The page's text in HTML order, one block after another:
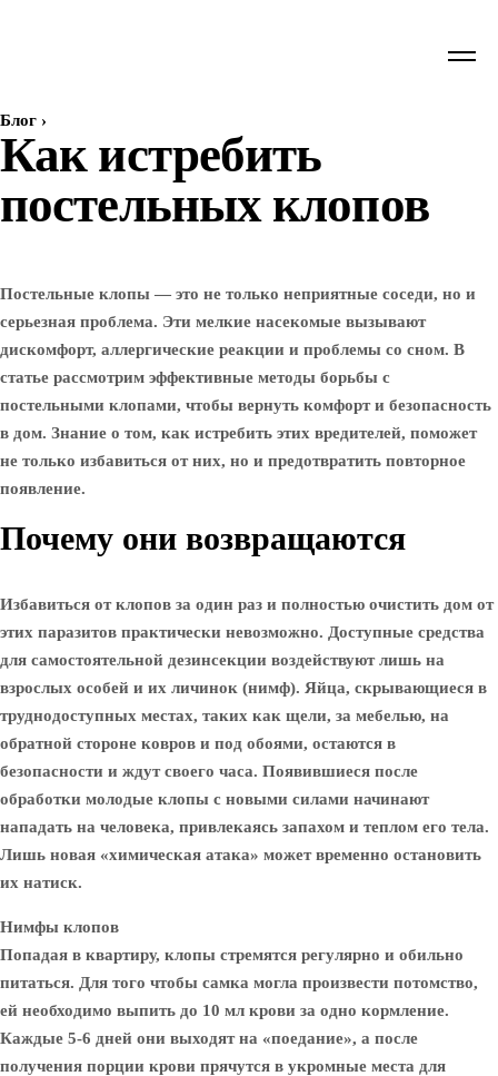
Блог ›
Как истребить
постельных клопов
Постельные клопы — это не только неприятные соседи, но и
серьезная проблема. Эти мелкие насекомые вызывают
дискомфорт, аллергические реакции и проблемы со сном. В
статье рассмотрим эффективные методы борьбы с
постельными клопами, чтобы вернуть комфорт и безопасность
в дом. Знание о том, как истребить этих вредителей, поможет
не только избавиться от них, но и предотвратить повторное
появление.
Почему они возвращаются
Избавиться от клопов за один раз и полностью очистить дом от
этих паразитов практически невозможно. Доступные средства
для самостоятельной дезинсекции воздействуют лишь на
взрослых особей и их личинок (нимф). Яйца, скрывающиеся в
труднодоступных местах, таких как щели, за мебелью, на
обратной стороне ковров и под обоями, остаются в
безопасности и ждут своего часа. Появившиеся после
обработки молодые клопы с новыми силами начинают
нападать на человека, привлекаясь запахом и теплом его тела.
Лишь новая «химическая атака» может временно остановить
их натиск.
Нимфы клопов
Попадая в квартиру, клопы стремятся регулярно и обильно
питаться. Для того чтобы самка могла произвести потомство,
ей необходимо выпить до 10 мл крови за одно кормление.
Каждые 5-6 дней они выходят на «поедание», а после
получения порции крови прячутся в укромные места для